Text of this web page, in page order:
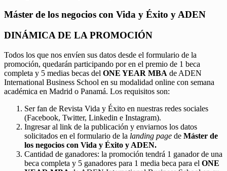
Máster de los negocios con Vida y Éxito y ADEN
DINÁMICA DE LA PROMOCIÓN
Todos los que nos envíen sus datos desde el formulario de la
promoción, quedarán participando por en el premio de 1 beca
completa y 5 medias becas del ONE YEAR MBA de ADEN
International Business School en su modalidad online con semana
académica en Madrid o Panamá. Los requisitos son:
Ser fan de Revista Vida y Éxito en nuestras redes sociales
(Facebook, Twitter, Linkedin e Instagram).
Ingresar al link de la publicación y enviarnos los datos
solicitados en el formulario de la landing page de Máster de
los negocios con Vida y Éxito y ADEN.
Cantidad de ganadores: la promoción tendrá 1 ganador de una
beca completa y 5 ganadores para 1 media beca para el ONE